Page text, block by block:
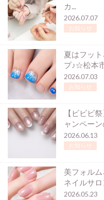
カ...
2026.07.07
お知らせ
夏はフッ
プ♪☆松本
2026.07.03
お知らせ
【ビビビ
ャンペーン
2026.06.13
お知らせ
美フォル
ネイルサ
2026.05.23